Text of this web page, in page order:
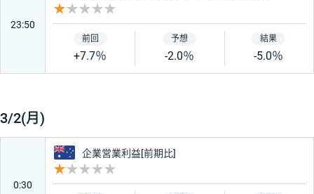
オーストラリア
ニュージーランド カナダ
香港 インド
トルコ メキシコ
23:50
+7.7％ -2.0％ -5.0％
3/2(月)
0:30
オーストラリア
企業営業利益[前期比]